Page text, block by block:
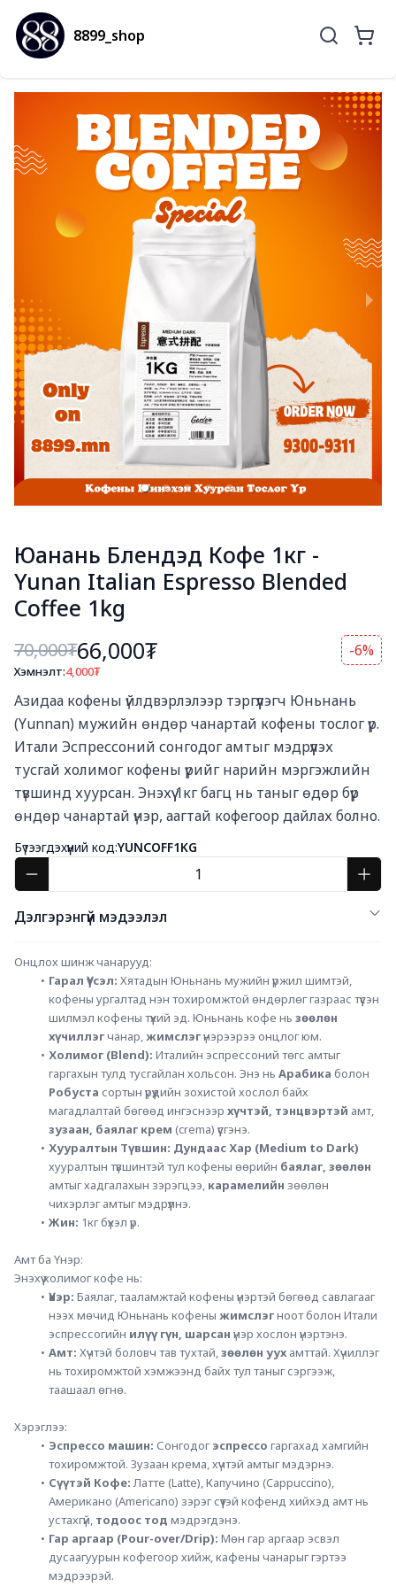
8899_shop
Юанань Блендэд Кофе 1кг -
Yunan Italian Espresso Blended
Coffee 1kg
70,000₮66,000₮ -6%
Хэмнэлт:4,000₮
Азидаа кофены үйлдвэрлэлээр тэргүүлэгч Юньнань
(Yunnan) мужийн өндөр чанартай кофены тослог үр.
Итали Эспрессоний сонгодог амтыг мэдрүүлэх
тусгай холимог кофены үрийг нарийн мэргэжлийн
түвшинд хуурсан. Энэхүү 1кг багц нь таныг өдөр бүр
өндөр чанартай үнэр, аагтай кофегоор дайлах болно.
Бүтээгдэхүүний код:YUNCOFF1KG
Дэлгэрэнгүй мэдээлэл
Онцлох шинж чанарууд:
Гарал Үүсэл: Хятадын Юньнань мужийн үржил шимтэй,
кофены ургалтад нэн тохиромжтой өндөрлөг газраас түүсэн
шилмэл кофены түүхий эд. Юньнань кофе нь зөөлөн
хүчиллэг чанар, жимслэг үнэрээрээ онцлог юм.
Холимог (Blend): Италийн эспрессоний төгс амтыг
гаргахын тулд тусгайлан хольсон. Энэ нь Арабика
Робуста сортын үрүүдийн зохистой хослол байх
магадлалтай бөгөөд ингэснээр хүчтэй, тэнцвэртэй
зузаан, баялаг крем (crema) үүсгэнэ.
Хууралтын Түвшин: Дундаас Хар (Medium to Dark)
хууралтын түвшинтэй тул кофены өөрийн баялаг, зөөлөн
амтыг хадгалахын зэрэгцээ, карамелийн зөөлөн
чихэрлэг амтыг мэдрүүлнэ.
Жин: 1кг бүхэл үр.
Амт ба Үнэр:
Энэхүү холимог кофе нь:
Үнэр: Баялаг, тааламжтай кофены үнэртэй бөгөөд савлагааг
нээх мөчид Юньнань кофены жимслэг ноот болон Итали
эспрессогийн илүү гүн, шарсан үнэр хослон үнэртэнэ.
Амт: Хүчтэй боловч тав тухтай, зөөлөн уух амттай. Хүчиллэг
нь тохиромжтой хэмжээнд байх тул таныг сэргээж,
таашаал өгнө.
Хэрэглээ:
Эспрессо машин: Сонгодог эспрессо гаргахад хамгийн
тохиромжтой. Зузаан крема, хүчтэй амтыг мэдэрнэ.
Сүүтэй Кофе: Латте (Latte), Капучино (Cappuccino),
Американо (Americano) зэрэг сүүтэй кофенд хийхэд амт нь
устахгүй, тодоос тод мэдрэгдэнэ.
Гар аргаар (Pour-over/Drip): Мөн гар аргаар эсвэл
дусаагуурын кофегоор хийж, кафены чанарыг гэртээ
мэдрээрэй.